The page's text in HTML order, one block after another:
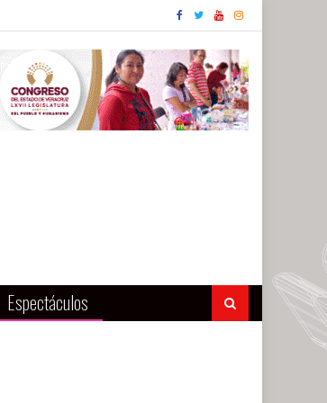
Espectáculos